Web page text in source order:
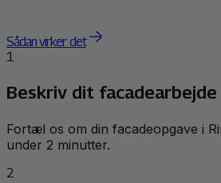
Sådan virker det
1
Beskriv dit facadearbejde
Fortæl os om din facadeopgave i
under 2 minutter.
2